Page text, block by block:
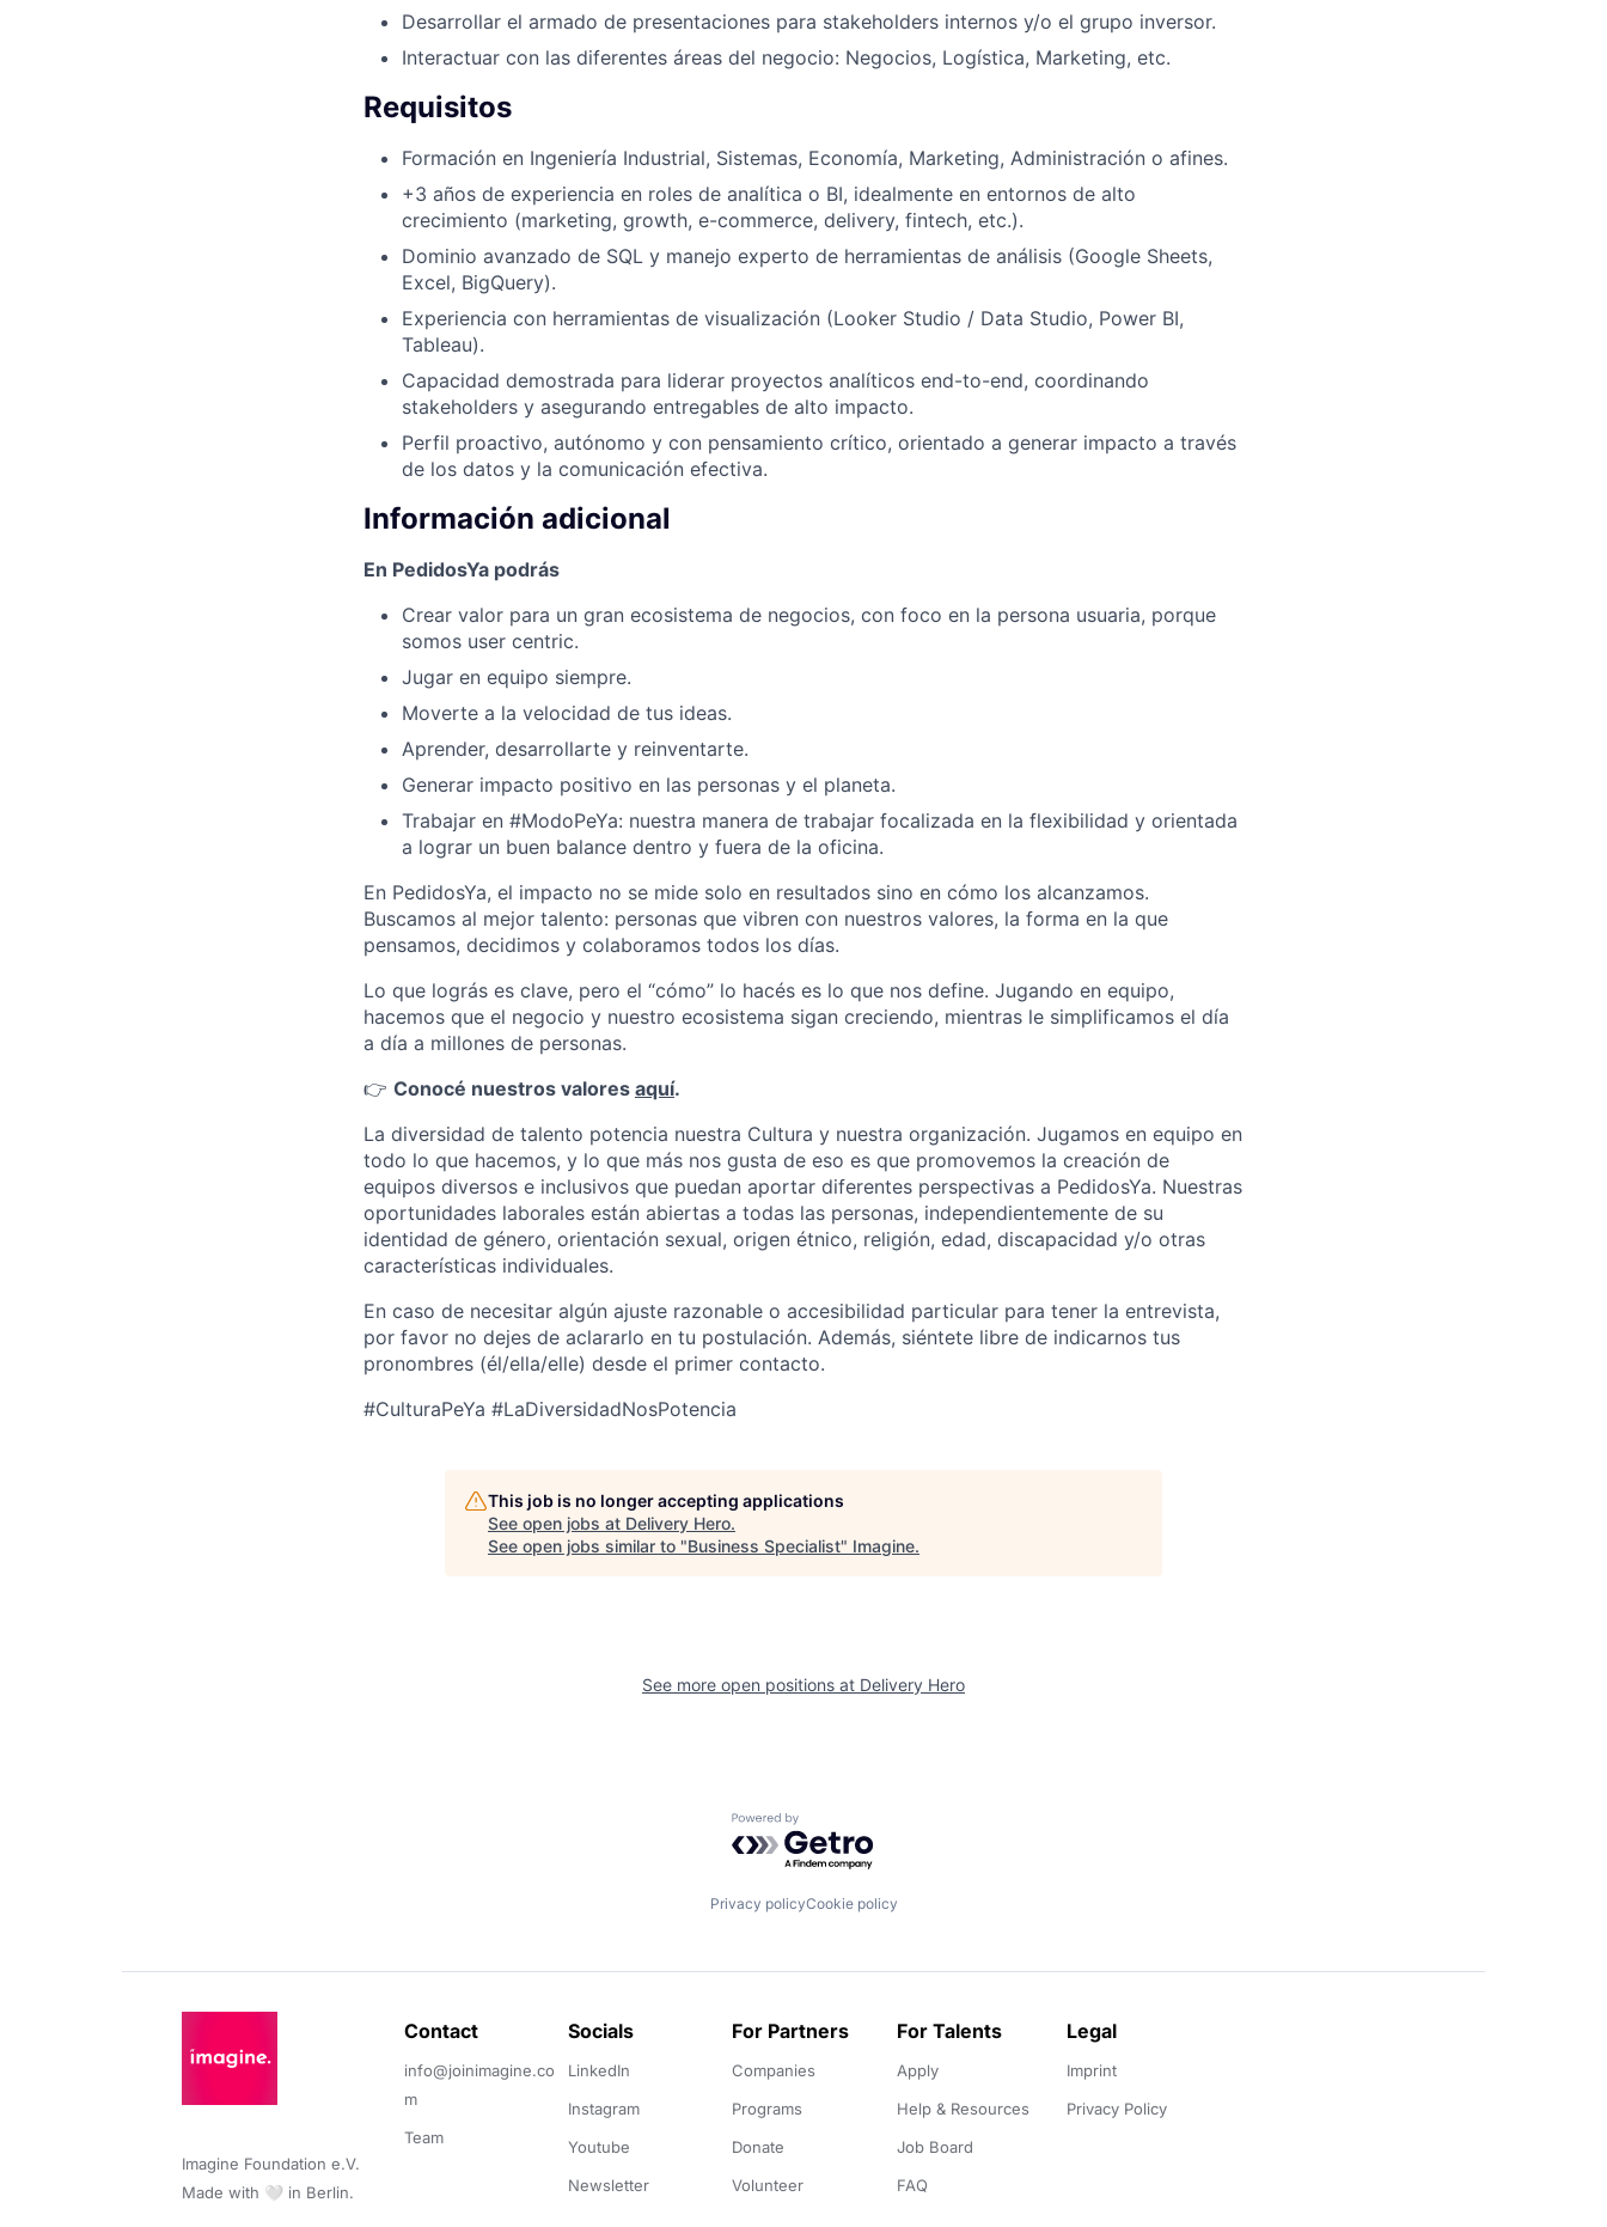
Desarrollar el armado de presentaciones para stakeholders internos y/o el grupo inversor.
Interactuar con las diferentes áreas del negocio: Negocios, Logística, Marketing, etc.
Requisitos
Formación en Ingeniería Industrial, Sistemas, Economía, Marketing, Administración o afines.
+3 años de experiencia en roles de analítica o BI, idealmente en entornos de alto
crecimiento (marketing, growth, e-commerce, delivery, fintech, etc.).
Dominio avanzado de SQL y manejo experto de herramientas de análisis (Google Sheets,
Excel, BigQuery).
Experiencia con herramientas de visualización (Looker Studio / Data Studio, Power BI,
Tableau).
Capacidad demostrada para liderar proyectos analíticos end-to-end, coordinando
stakeholders y asegurando entregables de alto impacto.
Perfil proactivo, autónomo y con pensamiento crítico, orientado a generar impacto a través
de los datos y la comunicación efectiva.
Información adicional
En PedidosYa podrás
Crear valor para un gran ecosistema de negocios, con foco en la persona usuaria, porque
somos user centric.
Jugar en equipo siempre.
Moverte a la velocidad de tus ideas.
Aprender, desarrollarte y reinventarte.
Generar impacto positivo en las personas y el planeta.
Trabajar en #ModoPeYa: nuestra manera de trabajar focalizada en la flexibilidad y orientada
a lograr un buen balance dentro y fuera de la oficina.
En PedidosYa, el impacto no se mide solo en resultados sino en cómo los alcanzamos.
Buscamos al mejor talento: personas que vibren con nuestros valores, la forma en la que
pensamos, decidimos y colaboramos todos los días.
Lo que lográs es clave, pero el “cómo” lo hacés es lo que nos define. Jugando en equipo,
hacemos que el negocio y nuestro ecosistema sigan creciendo, mientras le simplificamos el día
a día a millones de personas.
👉 Conocé nuestros valores aquí.
La diversidad de talento potencia nuestra Cultura y nuestra organización. Jugamos en equipo en
todo lo que hacemos, y lo que más nos gusta de eso es que promovemos la creación de
equipos diversos e inclusivos que puedan aportar diferentes perspectivas a PedidosYa. Nuestras
oportunidades laborales están abiertas a todas las personas, independientemente de su
identidad de género, orientación sexual, origen étnico, religión, edad, discapacidad y/o otras
características individuales.
En caso de necesitar algún ajuste razonable o accesibilidad particular para tener la entrevista,
por favor no dejes de aclararlo en tu postulación. Además, siéntete libre de indicarnos tus
pronombres (él/ella/elle) desde el primer contacto.
#CulturaPeYa #LaDiversidadNosPotencia
This job is no longer accepting applications
See open jobs at Delivery Hero.
See open jobs similar to "Business Specialist" Imagine.
See more open positions at Delivery Hero
Powered by Getro.com
Privacy policyCookie policy
Imagine Foundation e.V.
Made with 🤍 in Berlin.
Contact
info@joinimagine.co
m
Team
Socials
LinkedIn
Instagram
Youtube
Newsletter
For Partners
Companies
Programs
Donate
Volunteer
For Talents
Apply
Help & Resources
Job Board
FAQ
Legal
Imprint
Privacy Policy